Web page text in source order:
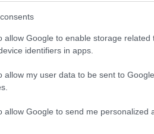
allow Google to enable storage
identifiers in apps.
allow my user data to be sent to
allow Google to send me personalized